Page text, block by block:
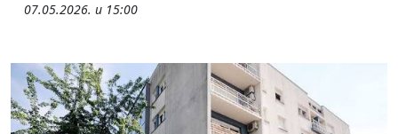
07.05.2026. u 15:00